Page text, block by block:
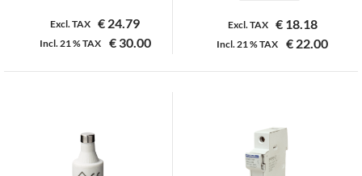
Excl. TAX € 24.79
Incl.21 %TAX €30.00
Dit
meerdere
variaties.
Deze
Excl. TAX €18.18
Incl.21 %TAX € 22.00
Dit
meerdere
variaties.
Deze